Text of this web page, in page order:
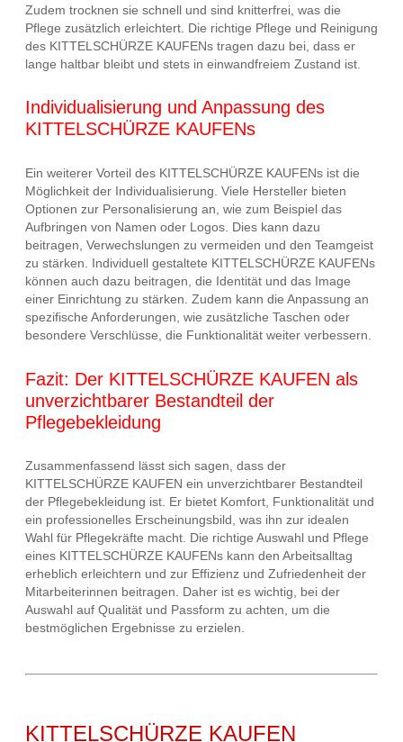
Zudem trocknen sie schnell und sind knitterfrei, was die
Pflege zusätzlich erleichtert. Die richtige Pflege und Reinigung
des KITTELSCHÜRZE KAUFENs tragen dazu bei, dass er
lange haltbar bleibt und stets in einwandfreiem Zustand ist.
Individualisierung und Anpassung des
KITTELSCHÜRZE KAUFENs
Ein weiterer Vorteil des KITTELSCHÜRZE KAUFENs ist die
Möglichkeit der Individualisierung. Viele Hersteller bieten
Optionen zur Personalisierung an, wie zum Beispiel das
Aufbringen von Namen oder Logos. Dies kann dazu
beitragen, Verwechslungen zu vermeiden und den Teamgeist
zu stärken. Individuell gestaltete KITTELSCHÜRZE KAUFENs
können auch dazu beitragen, die Identität und das Image
einer Einrichtung zu stärken. Zudem kann die Anpassung an
spezifische Anforderungen, wie zusätzliche Taschen oder
besondere Verschlüsse, die Funktionalität weiter verbessern.
Fazit: Der KITTELSCHÜRZE KAUFEN als
unverzichtbarer Bestandteil der
Pflegebekleidung
Zusammenfassend lässt sich sagen, dass der
KITTELSCHÜRZE KAUFEN ein unverzichtbarer Bestandteil
der Pflegebekleidung ist. Er bietet Komfort, Funktionalität und
ein professionelles Erscheinungsbild, was ihn zur idealen
Wahl für Pflegekräfte macht. Die richtige Auswahl und Pflege
eines KITTELSCHÜRZE KAUFENs kann den Arbeitsalltag
erheblich erleichtern und zur Effizienz und Zufriedenheit der
Mitarbeiterinnen beitragen. Daher ist es wichtig, bei der
Auswahl auf Qualität und Passform zu achten, um die
bestmöglichen Ergebnisse zu erzielen.
KITTELSCHÜRZE KAUFEN